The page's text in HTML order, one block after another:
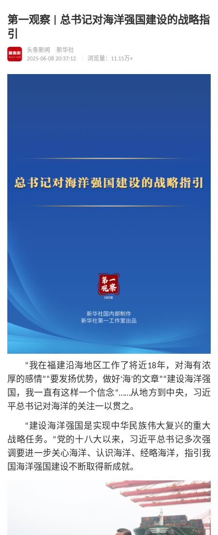
第一观察 | 总书记对海洋强国建设的战略指
引
头条新闻
新华社
2025-06-08 20:37:12
浏览量：11.15万+
“我在福建沿海地区工作了将近18年，对海有浓
厚的感情”“要发扬优势，做好‘海’的文章”“建设海洋强
国，我一直有这样一个信念”……从地方到中央，习近
平总书记对海洋的关注一以贯之。
“建设海洋强国是实现中华民族伟大复兴的重大
战略任务。”党的十八大以来，习近平总书记多次强
调要进一步关心海洋、认识海洋、经略海洋，指引我
国海洋强国建设不断取得新成就。